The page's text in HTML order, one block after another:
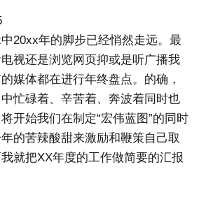
20xx年的脚步已经悄然走远。最
视还是浏览网页抑或是听广播我
媒体都在进行年终盘点。的确，
忙碌着、辛苦着、奔波着同时也
开始我们在制定“宏伟蓝图”的同时
的苦辣酸甜来激励和鞭策自己取
就把XX年度的工作做简要的汇报